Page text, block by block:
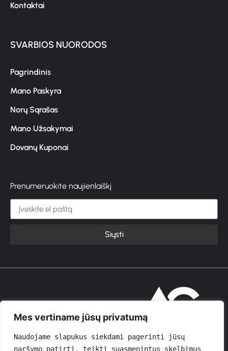
Mes vertiname jūsų privatumą
Naudojame slapukus siekdami pagerinti jūsų
naršymo patirtį, teikti suasmenintus skelbimus
Kontaktai
SVARBIOS NUORODOS
Pagrindinis
Mano Paskyra
Norų Sąrašas
Mano Užsakymai
Dovanų Kuponai
Prenumeruokite naujienlaiškį
Siųsti
© 2026 GROŽIOVITA